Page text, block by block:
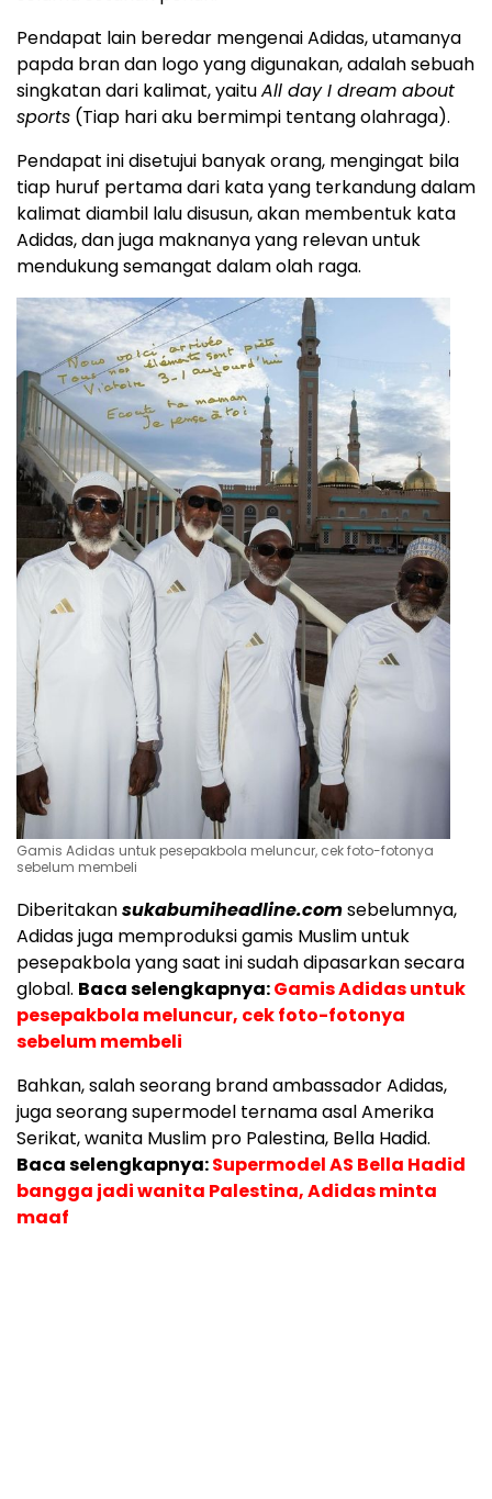
Pendapat lain beredar mengenai Adidas, utamanya
papda bran dan logo yang digunakan, adalah sebuah
singkatan dari kalimat, yaituAll day I dream about
sports (Tiap hari aku bermimpi tentang olahraga).
Pendapat ini disetujui banyak orang, mengingat bila
tiap huruf pertama dari kata yang terkandung dalam
kalimat diambil lalu disusun, akan membentuk kata
Adidas, dan juga maknanya yang relevan untuk
mendukung semangat dalam olah raga.
Gamis Adidas untuk pesepakbola meluncur, cek foto-fotonya
sebelum membeli
Diberitakansukabumiheadline.comsebelumnya,
Adidas juga memproduksi gamis Muslim untuk
pesepakbola yang saat ini sudah dipasarkan secara
global. Baca selengkapnya:Gamis Adidas untuk
pesepakbola meluncur, cek foto-fotonya
sebelum membeli
Bahkan, salah seorang brand ambassador Adidas,
juga seorang supermodel ternama asal Amerika
Serikat, wanita Muslim pro Palestina, Bella Hadid.
Baca selengkapnya:Supermodel AS Bella Hadid
bangga jadi wanita Palestina, Adidas minta
maaf